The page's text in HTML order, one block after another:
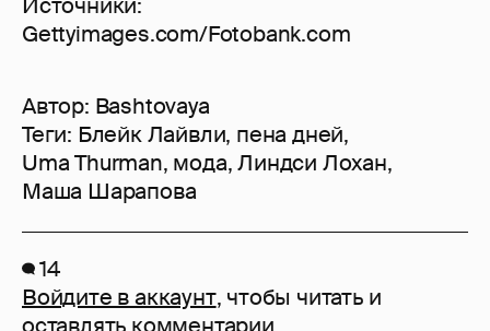
Gettyimages.com/Fotobank.com
Автор: Bashtovaya
Теги: Блейк Лайвли, пена дней,
Uma Thurman, мода,Линдси Лохан,
Маша Шарапова
14
Войдите в аккаунт, чтобы читать и
оставлять комментарии